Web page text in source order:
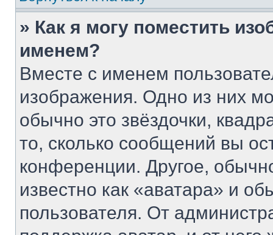
» Как я могу поместить
именем?
Вместе с именем
изображения. Одно из них
обычно это звёздочки,
то, сколько сообщений вы
конференции. Другое,
известно как «аватара» и
пользователя. От